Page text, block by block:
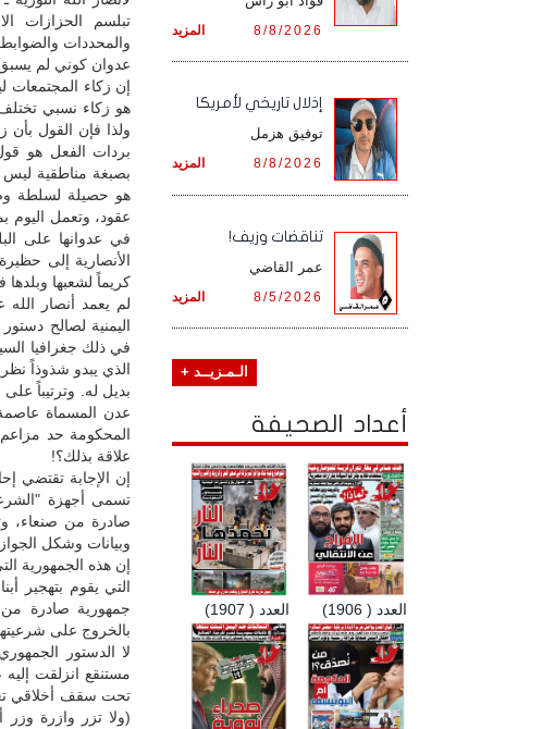
تبلسم الحزازات
والمحددات
عدوان كوني لم يسبق
إن زكاء المجتمعات
هو زكاء نسبي تختلف
ولذا فإن القول بأن
بردات الفعل هو
بصبغة مناطقية ليس
هو حصيلة لسلطة
عقود، وتعمل اليوم
في عدوانها على
كريماً لشعبها وبلدها
لم يعمد أنصار
اليمنية لصالح
في ذلك جغرافيا
الذي يبدو شذوذاً
بديل له. وترتيباً
عدن المسماة عاصمة
المحكومة حد مزاعم
علاقة بذلك؟!
إن الإجابة تقتضي
تسمى أجهزة
صادرة من صنعاء،
وبيانات وشكل
إن هذه الجمهورية
التي يقوم بتهجير
جمهورية صادرة من
بالخروج على
لا الدستور
مستنقع انزلقت إليه
تحت سقف أخلاقي
(ولا تزر وازرة
المزيد 8/8/2026
إذلال تاريخي لأمريكا
توفيق هزمل
المزيد 8/8/2026
تناقضات وزيف!
عمر القاضي
المزيد 8/5/2026
الـمـزيــد +
أعداد الصحيفة
العدد ( 1907) العدد ( 1906)